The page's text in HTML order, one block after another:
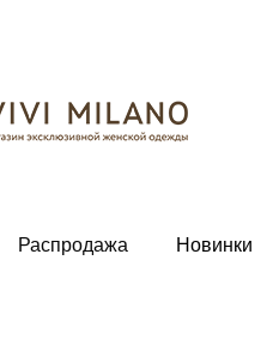
Распродажа Новинки